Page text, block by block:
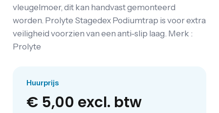
vleugelmoer, dit kan handvast gemonteerd
worden. Prolyte Stagedex Podiumtrap is voor extra
veiligheid voorzien van een anti-slip laag. Merk :
Prolyte
Huurprijs
€ 5,00 excl. btw